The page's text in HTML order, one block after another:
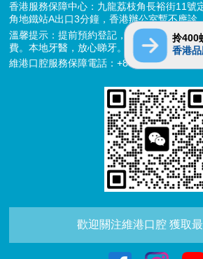
香港服務保障中心：九龍荔枝角長裕街11號
角地鐵站A出口3分鐘，香港辦公室暫不應診
溫馨提示：提前預約登記，X-ray、CT院內
費。本地牙醫，放心睇牙。另有速遞代收存
維港口腔服務保障電話：+852 6637 2280
歡迎關注維港口腔 獲取
拎400
香港